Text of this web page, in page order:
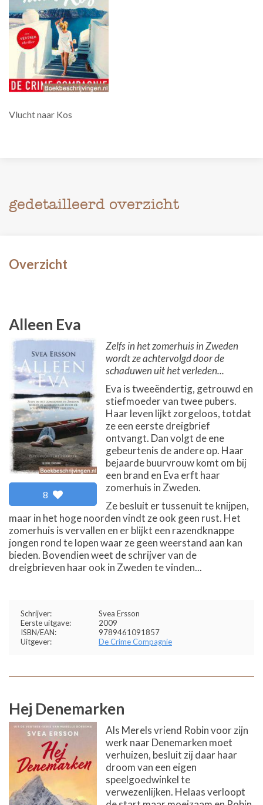
Vlucht naar Kos
gedetailleerd overzicht
Overzicht
Alleen Eva
8
Zelfs in het zomerhuis in Zweden
wordt ze achtervolgd door de
schaduwen uit het verleden...
Eva is tweeëndertig, getrouwd en
stiefmoeder van twee pubers.
Haar leven lijkt zorgeloos, totdat
ze een eerste dreigbrief
ontvangt. Dan volgt de ene
gebeurtenis de andere op. Haar
bejaarde buurvrouw komt om bij
een brand en Eva erft haar
zomerhuis in Zweden.
Ze besluit er tussenuit te knijpen,
maar in het hoge noorden vindt ze ook geen rust. Het
zomerhuis is vervallen en er blijkt een razendknappe
jongen rond te lopen waar ze geen weerstand aan kan
bieden. Bovendien weet de schrijver van de
dreigbrieven haar ook in Zweden te vinden...
Schrijver:
Svea Ersson
Eerste uitgave:
2009
ISBN/EAN:
9789461091857
Uitgever:
De Crime Compagnie
Hej Denemarken
Als Merels vriend Robin voor zijn
werk naar Denemarken moet
verhuizen, besluit zij daar haar
droom van een eigen
speelgoedwinkel te
verwezenlijken. Helaas verloopt